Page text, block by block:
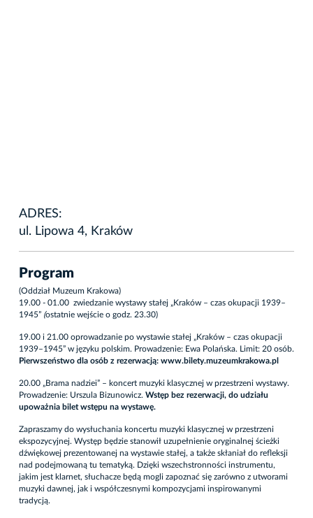
ADRES:
ul. Lipowa 4, Kraków
Program
(Oddział Muzeum Krakowa)
19.00 - 01.00 zwiedzanie wystawy stałej „Kraków – czas okupacji 1939–
1945” (ostatnie wejście o godz. 23.30)
19.00 i 21.00 oprowadzanie po wystawie stałej „Kraków – czas okupacji
1939–1945” w języku polskim. Prowadzenie: Ewa Polańska. Limit: 20 osób.
Pierwszeństwo dla osób z rezerwacją: www.bilety.muzeumkrakowa.pl
20.00 „Brama nadziei” – koncert muzyki klasycznej w przestrzeni wystawy.
Prowadzenie: Urszula Bizunowicz. Wstęp bez rezerwacji, do udziału
upoważnia bilet wstępu na wystawę.
Zapraszamy do wysłuchania koncertu muzyki klasycznej w przestrzeni
ekspozycyjnej. Występ będzie stanowił uzupełnienie oryginalnej ścieżki
dźwiękowej prezentowanej na wystawie stałej, a także skłaniał do refleksji
nad podejmowaną tu tematyką. Dzięki wszechstronności instrumentu,
jakim jest klarnet, słuchacze będą mogli zapoznać się zarówno z utworami
muzyki dawnej, jak i współczesnymi kompozycjami inspirowanymi
tradycją.